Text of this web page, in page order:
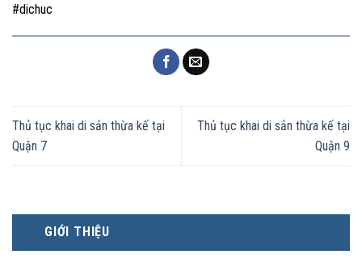
GIỚI THIỆU
#dichuc
Thủ tục khai di sản thừa kế tại
Quận 7
Thủ tục khai di sản thừa kế tại
Quận 9